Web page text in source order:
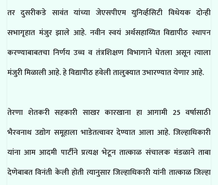
तर दुसरीकडे सावंत यांच्या जेएसपीएम युनिर्व्हसिटी विधेयक दोन्ही
सभागृहात मंजुर झाले आहे. नवीन स्वयं अर्थसहाय्यित विद्यापीठ स्थापन
करण्याबाबतचा निर्णय उच्च व तंत्रशिक्षण विभागाने घेतला असून त्याला
मंजुरी मिळाली आहे. हेविद्यापीठ हवेली तालुक्यात उभारण्यात येणार आहे.
तेरणा शेतकरी सहकारी साखर कारखाना हा आगामी 25 वर्षासाठी
भैरवनाथ उद्योग समूहाला भाडेतत्वावर देण्यात आला आहे. जिल्हाधिकारी
यांना आम आदमी पार्टीने प्रत्यक्ष भेटून तात्काळ संचालक मंडळाने ताबा
देणेबाबत विनंती केली होती त्यानुसार जिल्हाधिकारी यांनी तात्काळ जिल्हा